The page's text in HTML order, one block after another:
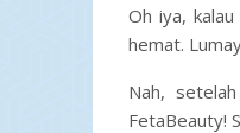
Oh iya,
hemat.
Nah,
FetaBeauty!